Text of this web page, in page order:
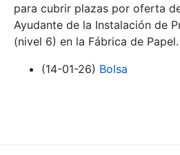
Show/Hide
para cubrir plazas por oferta
Ayudante de la Instalación de
(nivel 6) en la Fábrica de Papel.
(14-01-26) Bolsa